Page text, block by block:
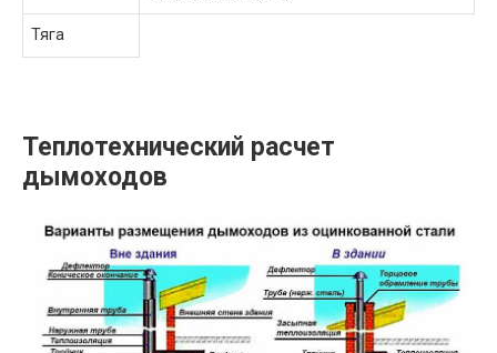
Тяга
Теплотехнический расчет
дымоходов